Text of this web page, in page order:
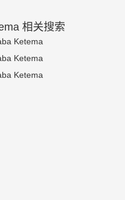
相关搜索
Ketema
Ketema
Ketema